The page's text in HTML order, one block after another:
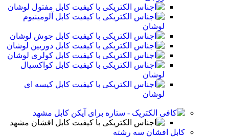
کابل مفتول لوشان
کابل آلومینیوم
لوشان
کابل جوش لوشان
کابل دوربین لوشان
کابل کولری لوشان
کابل کواکسیال
لوشان
کابل کیسه ای
لوشان
کابل مشهد
کابل افشان مشهد
کابل افشان سه رشته